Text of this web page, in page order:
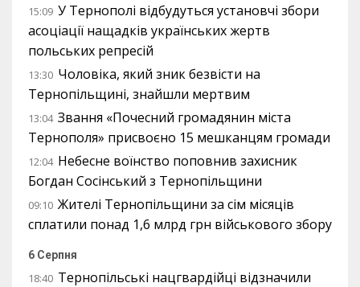
15:09 У Тернополі відбудуться установчі збори
асоціації нащадків українських жертв
польських репресій
13:30 Чоловіка, який зник безвісти на
Тернопільщині, знайшли мертвим
13:04 Звання «Почесний громадянин міста
Тернополя» присвоєно 15 мешканцям громади
12:04 Небесне воїнство поповнив захисник
Богдан Сосінський з Тернопільщини
09:10 Жителі Тернопільщини за сім місяців
сплатили понад 1,6 млрд грн військового збору
6 Серпня
18:40 Тернопільські нацгвардійці відзначили